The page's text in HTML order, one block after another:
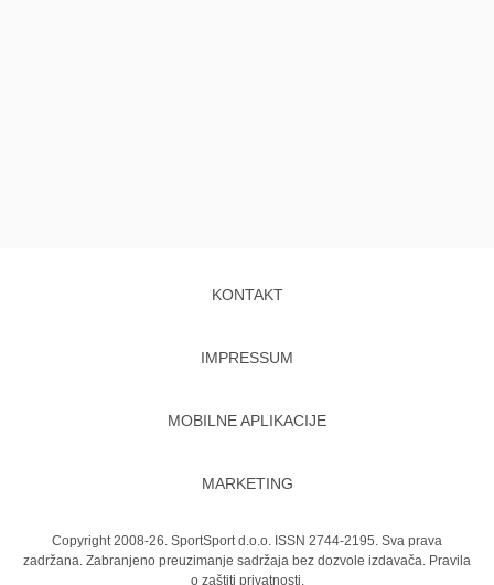
KONTAKT
IMPRESSUM
MOBILNE APLIKACIJE
MARKETING
Copyright 2008-26. SportSport d.o.o. ISSN 2744-2195. Sva prava
zadržana. Zabranjeno preuzimanje sadržaja bez dozvole izdavača. Pravila
o zaštiti privatnosti.